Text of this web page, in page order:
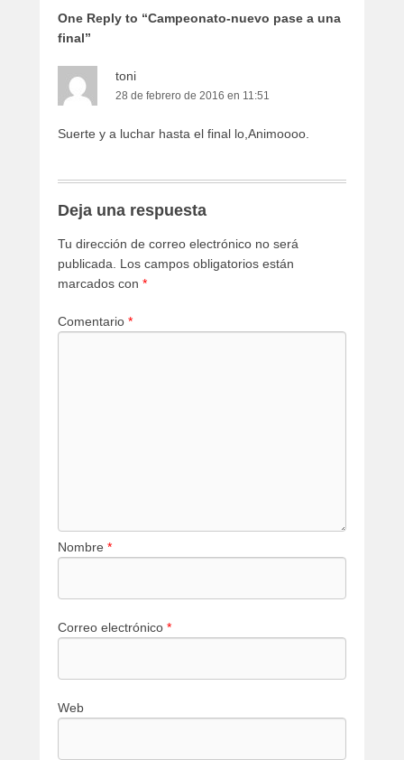
One Reply to “Campeonato-nuevo pase a una
final”
toni
28 de febrero de 2016 en 11:51
Suerte y a luchar hasta el final lo,Animoooo.
Deja una respuesta
Tu dirección de correo electrónico no será
publicada. Los campos obligatorios están
marcados con *
Comentario *
Nombre *
Correo electrónico *
Web